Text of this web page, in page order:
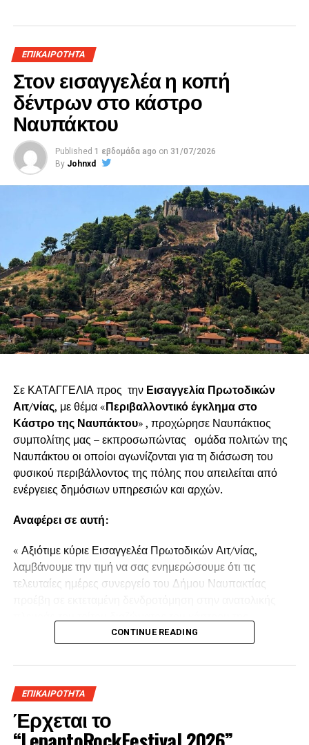
ΕΠΙΚΑΙΡΟΤΗΤΑ
Στον εισαγγελέα η κοπή
δέντρων στο κάστρο
Ναυπάκτου
Published 1 εβδομάδα ago on 31/07/2026
By Johnxd
Σε ΚΑΤΑΓΓΕΛΙΑ προς την Εισαγγελία Πρωτοδικών
Αιτ/νίας, με θέμα «Περιβαλλοντικό έγκλημα στο
Κάστρο της Ναυπάκτου» , προχώρησε Ναυπάκτιος
συμπολίτης μας – εκπροσωπώντας ομάδα πολιτών της
Ναυπάκτου οι οποίοι αγωνίζονται για τη διάσωση του
φυσικού περιβάλλοντος της πόλης που απειλείται από
ενέργειες δημόσιων υπηρεσιών και αρχών.
Αναφέρει σε αυτή:
« Αξιότιμε κύριε Εισαγγελέα Πρωτοδικών Αιτ/νίας,
λαμβάνουμε την τιμή να σας ενημερώσουμε ότι τις
τελευταίες ημέρες συνεργείο του Δήμου Ναυπακτίας
Ναυπάκτου πάνω από τη Ντάπια Τσαούς.
Παρόμοια ενέργεια πραγματοποιήθηκε και το Καλοκαίρι
αντίδραση των κατοίκων του παραδοσιακού οικισμού της
πόλης της Ναυπάκτου αλλά και της ευρύτερης περιοχής.
CONTINUE READING
ΕΠΙΚΑΙΡΟΤΗΤΑ
Έρχεται το